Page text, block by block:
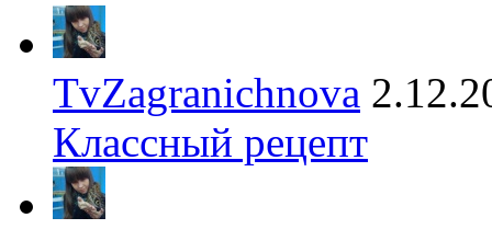
TvZagranichnova
Классный рецепт